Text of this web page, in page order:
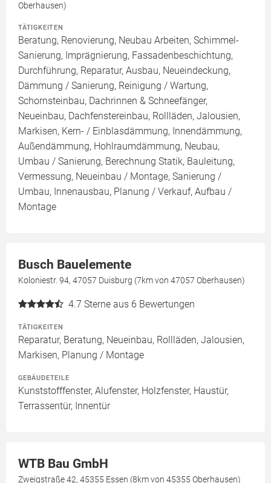
Oberhausen)
TÄTIGKEITEN
Beratung, Renovierung, Neubau Arbeiten, Schimmel-
Sanierung, Imprägnierung, Fassadenbeschichtung,
Durchführung, Reparatur, Ausbau, Neueindeckung,
Dämmung / Sanierung, Reinigung / Wartung,
Schornsteinbau, Dachrinnen & Schneefänger,
Neueinbau, Dachfenstereinbau, Rollläden, Jalousien,
Markisen, Kern- / Einblasdämmung, Innendämmung,
Außendämmung, Hohlraumdämmung, Neubau,
Umbau / Sanierung, Berechnung Statik, Bauleitung,
Vermessung, Neueinbau / Montage, Sanierung /
Umbau, Innenausbau, Planung / Verkauf, Aufbau /
Montage
Busch Bauelemente
Koloniestr. 94, 47057 Duisburg (7km von 47057 Oberhausen)
4.7 Sterne aus 6 Bewertungen
TÄTIGKEITEN
Reparatur, Beratung, Neueinbau, Rollläden, Jalousien,
Markisen, Planung / Montage
GEBÄUDETEILE
Kunststofffenster, Alufenster, Holzfenster, Haustür,
Terrassentür, Innentür
WTB Bau GmbH
Zweigstraße 42, 45355 Essen (8km von 45355 Oberhausen)